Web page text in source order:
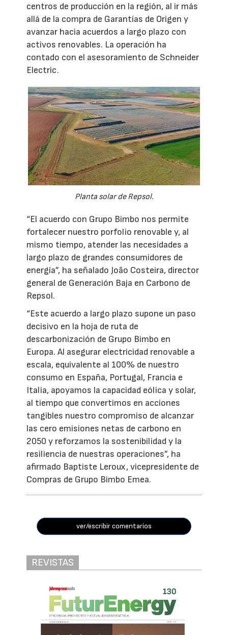
centros de producción en la región, al ir más
allá de la compra de Garantías de Origen y
avanzar hacia acuerdos a largo plazo con
activos renovables. La operación ha
contado con el asesoramiento de Schneider
Electric.
Planta solar de Repsol.
“El acuerdo con Grupo Bimbo nos permite
fortalecer nuestro porfolio renovable y, al
mismo tiempo, atender las necesidades a
largo plazo de grandes consumidores de
energía”, ha señalado João Costeira, director
general de Generación Baja en Carbono de
Repsol.
“Este acuerdo a largo plazo supone un paso
decisivo en la hoja de ruta de
descarbonización de Grupo Bimbo en
Europa. Al asegurar electricidad renovable a
escala, equivalente al 100% de nuestro
consumo en España, Portugal, Francia e
Italia, apoyamos la capacidad eólica y solar,
al tiempo que convertimos en acciones
tangibles nuestro compromiso de alcanzar
las cero emisiones netas de carbono en
2050 y reforzamos la sostenibilidad y la
resiliencia de nuestras operaciones”, ha
afirmado Baptiste Leroux, vicepresidente de
Compras de Grupo Bimbo Emea.
ver/escribir comentarios
REVISTAS